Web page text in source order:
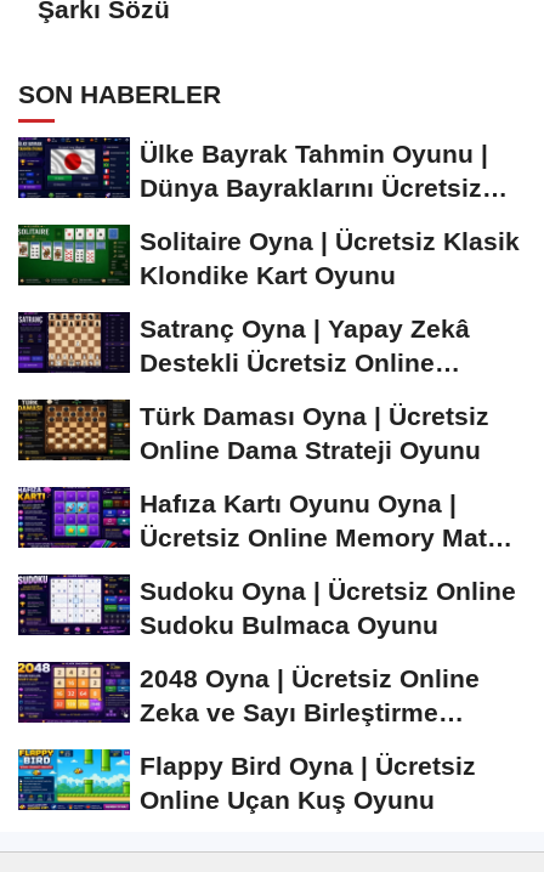
Şarkı Sözü
SON HABERLER
Ülke Bayrak Tahmin Oyunu |
Dünya Bayraklarını Ücretsiz
Solitaire Oyna | Ücretsiz Klasik
Klondike Kart Oyunu
Satranç Oyna | Yapay Zekâ
Destekli Ücretsiz Online
Türk Daması Oyna | Ücretsiz
Online Dama Strateji Oyunu
Hafıza Kartı Oyunu Oyna |
Ücretsiz Online Memory Match
Sudoku Oyna | Ücretsiz Online
Sudoku Bulmaca Oyunu
2048 Oyna | Ücretsiz Online
Zeka ve Sayı Birleştirme
Flappy Bird Oyna | Ücretsiz
Online Uçan Kuş Oyunu